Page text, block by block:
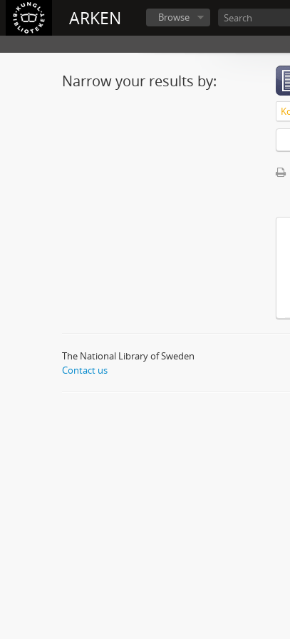
ARKEN Browse
Narrow your results by:
The National Library of Sweden
Contact us